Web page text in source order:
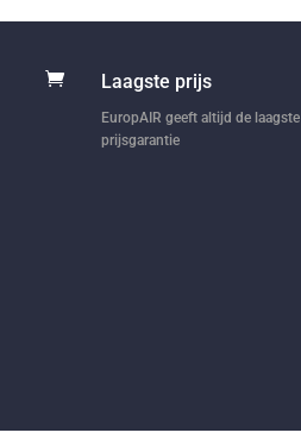
 Laagste prijs
EuropAIR geeft altijd de laagste
prijsgarantie